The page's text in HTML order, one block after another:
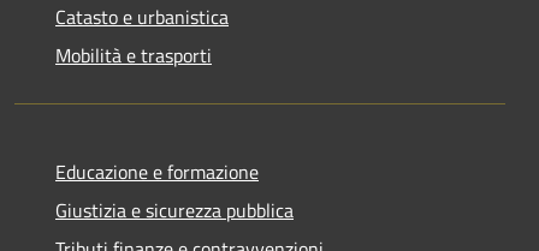
Catasto e urbanistica
Mobilità e trasporti
Educazione e formazione
Giustizia e sicurezza pubblica